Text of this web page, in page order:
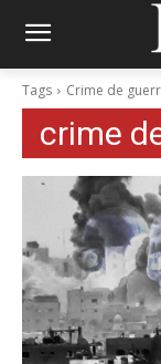
Tags Crime de
crime